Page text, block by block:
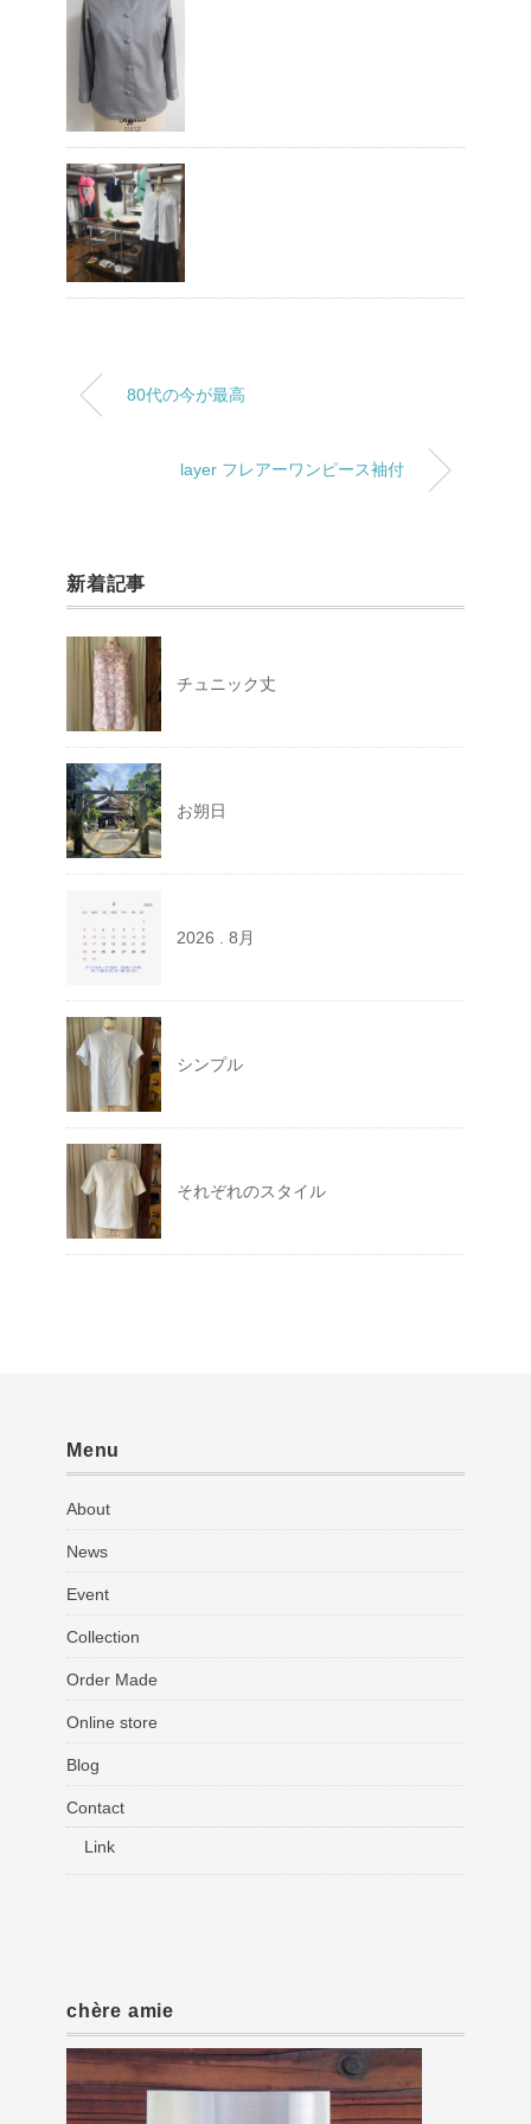
80代の今が最高
layer フレアーワンピース袖付
新着記事
チュニック丈
お朔日
2026 . 8月
シンプル
それぞれのスタイル
Menu
About
News
Event
Collection
Order Made
Online store
Blog
Contact
Link
chère amie